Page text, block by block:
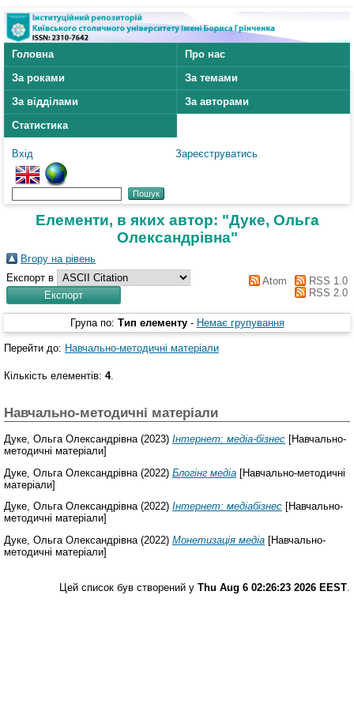
Головна
Про нас
За роками
За темами
За відділами
За авторами
Статистика
Вхід Зареєструватись
Елементи, в яких автор: "Дуке, Ольга
Олександрівна"
Вгору на рівень
Експорт в
Atom
RSS 1.0
RSS 2.0
Група по: Тип елементу - Немає групування
Перейти до: Навчально-методичні матеріали
Кількість елементів: 4.
Навчально-методичні матеріали
Дуке, Ольга Олександрівна (2023) Інтернет: медіа-бізнес [Навчально-
методичні матеріали]
Дуке, Ольга Олександрівна (2022) Блогінг медіа [Навчально-методичні
матеріали]
Дуке, Ольга Олександрівна(2022) Інтернет: медіабізнес [Навчально-
методичні матеріали]
Дуке, Ольга Олександрівна(2022) Монетизація медіа [Навчально-
методичні матеріали]
Цей список був створений у Thu Aug 6 02:26:23 2026 EEST.